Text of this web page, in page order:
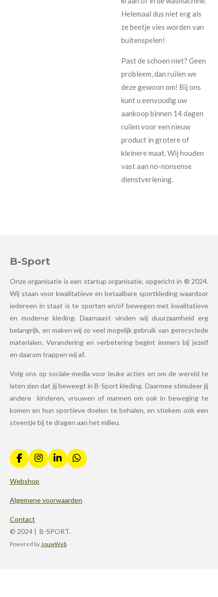
Helemaal dus niet erg als
ze beetje vies worden van
buitenspelen!
Past de schoen niet? Geen
probleem, dan ruilen we
deze gewoon om! Bij ons
kunt u eenvoudig uw
aankoop binnen 14 dagen
ruilen voor een nieuw
product in grotere of
kleinere maat. Wij houden
vast aan no-nonsense
dienstverlening.
B-Sport
Onze organisatie is een startup organisatie, opgericht in ® 2024.
Wij staan voor kwalitatieve en betaalbare sportkleding waardoor
iedereen in staat is te sporten en/of bewegen met kwalitatieve
en moderne kleding. Daarnaast vinden wij duurzaamheid erg
belangrijk, en maken wij zo veel mogelijk gebruik van gerecyclede
materialen. Verandering en verbetering begint immers bij jezelf
en daarom trappen wij af.
Volg ons op sociale-media voor leuke acties en om de wereld te
laten zien dat jij beweegt in B-Sport kleding. Daarmee stimuleer jij
andere kinderen, vrouwen of mannen om ook in beweging te
komen en hun sportieve doelen te behalen, en stiekem ook een
steentje bij te dragen aan het milieu.
F
a
c
b
o
k
I
n
s
a
g
m
L
i
e
d
W
h
s
A
Webshop
Algemene voorwaarden
Contact
© 2024 | B-SPORT.
Powered by JouwWeb